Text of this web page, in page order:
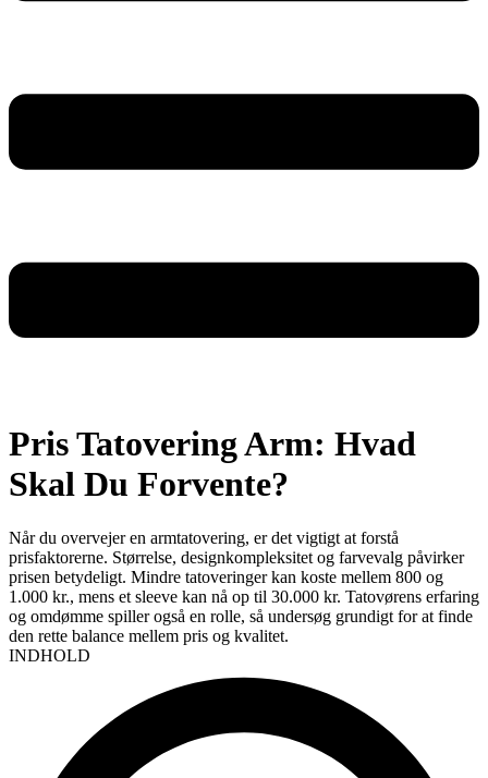
Pris Tatovering Arm: Hvad
Skal Du Forvente?
Når du overvejer en armtatovering, er det vigtigt at forstå
prisfaktorerne. Størrelse, designkompleksitet og farvevalg påvirker
prisen betydeligt. Mindre tatoveringer kan koste mellem 800 og
1.000 kr., mens et sleeve kan nå op til 30.000 kr. Tatovørens erfaring
og omdømme spiller også en rolle, så undersøg grundigt for at finde
den rette balance mellem pris og kvalitet.
INDHOLD